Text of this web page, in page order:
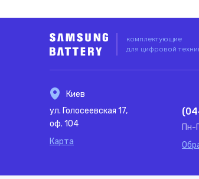
комплектующие
для цифровой
Киев
ул. Голосеевская 17,
оф. 104
Карта
Пн-